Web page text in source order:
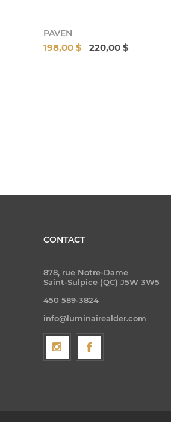
PAVEN
198,00 $ 220,00 $
CONTACT
878, rue Notre-Dame
Saint-Sulpice (QC) J5W 3W5
450 589-3824
info@luminairealder.com